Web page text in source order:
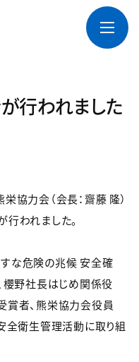
行われました
協力会（会長：齋藤 隆）
われました。
な危険の兆候 安全確
櫻野社長はじめ関係役
賞者、熊栄協力会役員
全衛生管理活動に取り組